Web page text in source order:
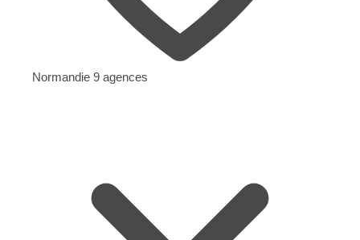
Normandie 9 agences